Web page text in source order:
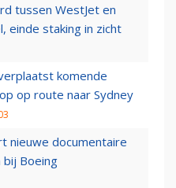
tussen WestJet en
einde staking in zicht
komende
op route naar Sydney
nieuwe documentaire
Boeing